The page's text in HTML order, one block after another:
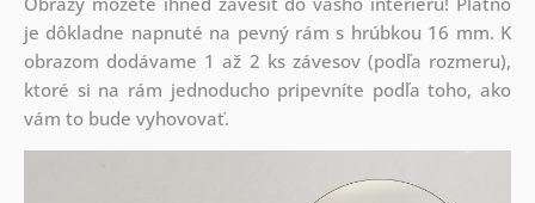
je dôkladne napnuté na pevný rám s hrúbkou 16 mm. K
obrazom dodávame 1 až 2 ks závesov (podľa rozmeru),
ktoré si na rám jednoducho pripevníte podľa toho, ako
vám to bude vyhovovať.